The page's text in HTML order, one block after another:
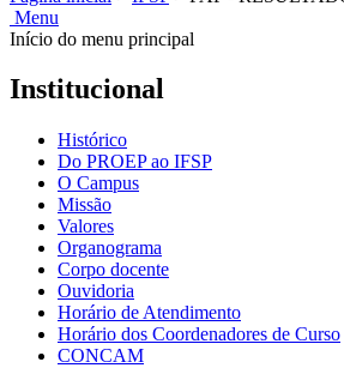
Menu
Início do menu principal
Institucional
Histórico
Do PROEP ao IFSP
O Campus
Missão
Valores
Organograma
Corpo docente
Ouvidoria
Horário de Atendimento
Horário dos Coordenadores de Curso
CONCAM